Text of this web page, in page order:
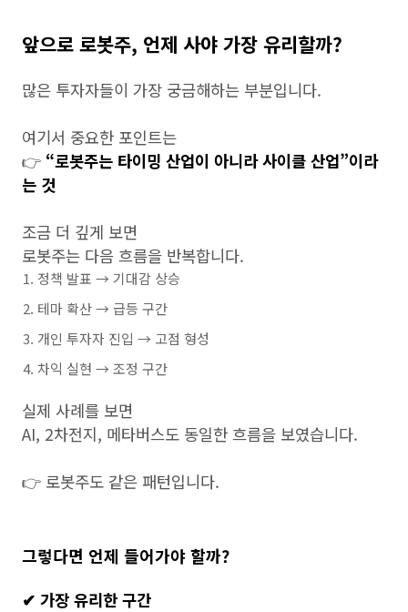
앞으로 로봇주, 언제 사야 가장 유리할까?
많은 투자자들이 가장 궁금해하는 부분입니다.
여기서 중요한 포인트는
👉 “로봇주는 타이밍 산업이 아니라 사이클 산업”이라
는 것
조금 더 깊게 보면
로봇주는 다음 흐름을 반복합니다.
정책 발표 → 기대감 상승
테마 확산 → 급등 구간
개인 투자자 진입 → 고점 형성
차익 실현 → 조정 구간
실제 사례를 보면
AI, 2차전지, 메타버스도 동일한 흐름을 보였습니다.
👉 로봇주도 같은 패턴입니다.
그렇다면 언제 들어가야 할까?
✔ 가장 유리한 구간